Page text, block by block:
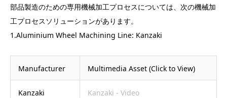
部品製造のための専用機械加工プロセスについては、次の機械加
工プロセスソリューションがあります。
1.Aluminium Wheel Machining Line: Kanzaki
Manufacturer Multimedia Asset (Click to View)
Kanzaki Kanzaki - Video